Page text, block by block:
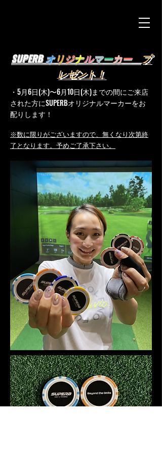
SUPERBオリジナルマーカー
プ
レゼント！
・5月6日(木)〜6月10日(木)までの間にご来店
された方にSUPERBオリジナルマーカーをお
配りします！
※数に限りがございますので、無くなり次第終
了となります。予めご了承下さい。